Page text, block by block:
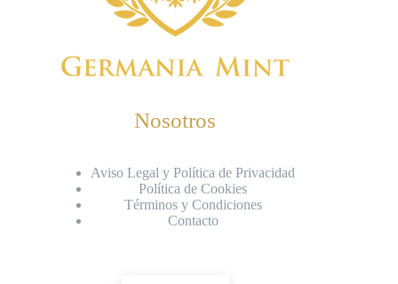
Nosotros
Aviso Legal y Política de Privacidad
Política de Cookies
Términos y Condiciones
Contacto